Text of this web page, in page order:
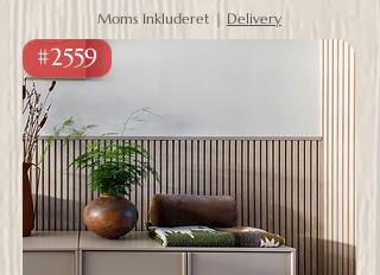
Moms Inkluderet | Delivery
#2559